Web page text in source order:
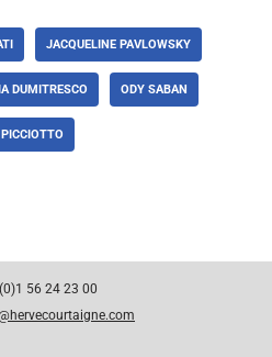
JACQUELINE PAVLOWSKY
DUMITRESCO ODY SABAN
56 24 23 00